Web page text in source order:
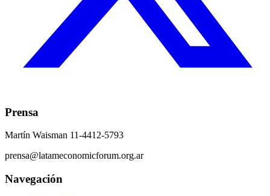
Prensa
Martín Waisman 11-4412-5793
prensa@latameconomicforum.org.ar
Navegación